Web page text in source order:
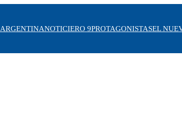
ARGENTINANOTICIERO 9PROTAGONISTASEL